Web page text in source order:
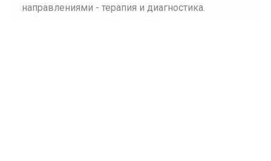
направлениями - терапия и диагностика.